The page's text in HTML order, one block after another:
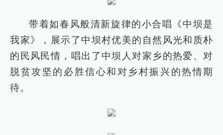
带着如春风般清新旋律的小合唱《中坝是
我家》，展示了中坝村优美的自然风光和质朴
的民风民情，唱出了中坝人对家乡的热爱、对
脱贫攻坚的必胜信心和对乡村振兴的热情期
待。